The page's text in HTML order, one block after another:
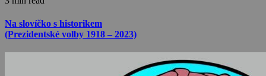
Na slovíčko s historikem
(Prezidentské volby 1918 – 2023)